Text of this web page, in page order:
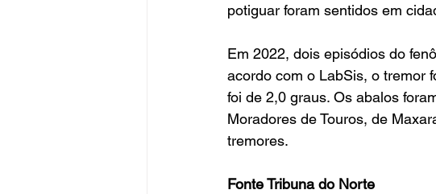
potiguar foram sentidos em
Em 2022, dois episódios do
acordo com o LabSis, o tremor
foi de 2,0 graus. Os abalos
Moradores de Touros, de
tremores.
Fonte Tribuna do Norte